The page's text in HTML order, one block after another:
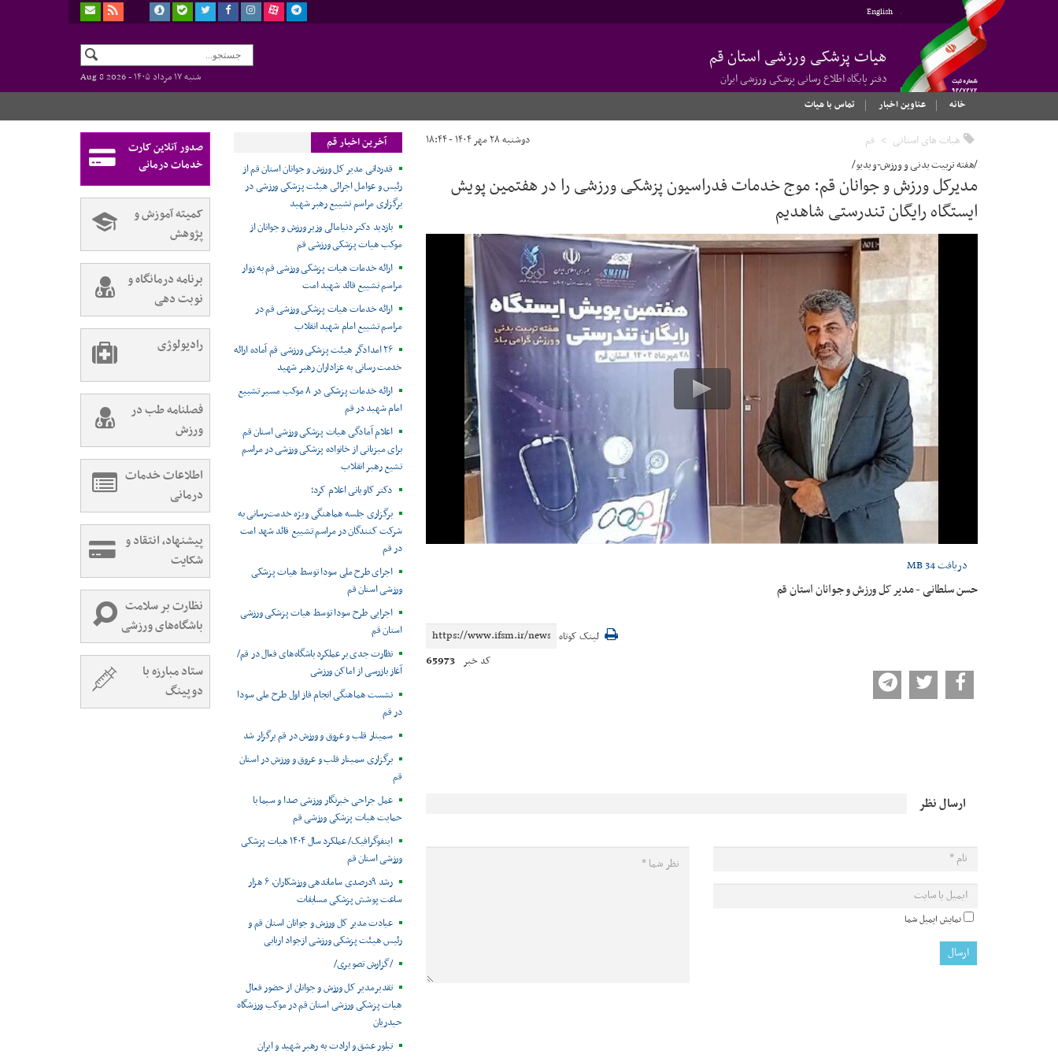
English
هیات پزشکی ورزشی استان قم
دفتر پایگاه اطلاع رسانی پزشکی ورزشی ایران شنبه ۱۷ مرداد ۱۴۰۵ -
Aug 8 2026
خانه
عناوین اخبار تماس با هیات
هیات های استانی قم دوشنبه ۲۸ مهر ۱۴۰۴ - ۱۸:۴۴
/هفته تربیت بدنی و ورزش-ویدیو/
مدیرکل ورزش و جوانان قم: موج خدمات فدراسیون پزشکی ورزشی را در هفتمین پویش
ایستگاه رایگان تندرستی شاهدیم
دریافت34 MB
حسن سلطانی - مدیر کل ورزش و جوانان استان قم
لینک کوتاه
کد خبر 65973
ارسال نظر
نمایش ایمیل شما
آخرین اخبار قم
قدردانی مدیر کل ورزش و جوانان استان قم از
رئیس و عوامل اجرائی هیئت پزشکی ورزشی در
برگزاری مراسم تشییع رهبر شهید
بازدید دکتر دنیامالی وزیر ورزش و جوانان از
موکب هیات پزشکی ورزشی قم
ارائه خدمات هیات پزشکی ورزشی قم به زوار
مراسم تشییع قائد شهید امت
ارائه خدمات هیات پزشکی ورزشی قم در
مراسم تشییع امام شهید انقلاب
۲۶ امدادگر هیئت پزشکی ورزشی قم آماده ارائه
خدمت رسانی به عزاداران رهبر شهید
ارائه خدمات پزشکی در ۸ موکب مسیر تشییع
امام شهید در قم
اعلام آمادگی هیات پزشکی ورزشی استان قم
برای میزبانی از خانواده پزشکی ورزشی در مراسم
تشیع رهبر انقلاب
دکتر کاویانی اعلام کرد؛
برگزاری جلسه هماهنگی ویژه خدمت‌رسانی به
شرکت کنندگان در مراسم تشییع قائد شهد امت
در قم
اجرای طرح ملی سودا توسط هیات پزشکی
ورزشی استان قم
اجرایی طرح سودا توسط هیات پزشکی ورزشی
استان قم
نظارت جدی بر عملکرد باشگاه‌های فعال در قم/
آغاز بازرسی از اماکن ورزشی
نشست هماهنگی انجام فاز اول طرح ملی سودا
در قم
سمینار قلب و عروق و ورزش در قم برگزار شد
برگزاری سمینار قلب و عروق و ورزش در استان
قم
عمل جراحی خبرنگار ورزشی صدا و سیما با
حمایت هیات پزشکی ورزشی قم
اینفوگرافیک/ عملکرد سال ۱۴۰۴ هیات پزشکی
ورزشی استان قم
رشد ۹درصدی ساماندهی ورزشکاران، ۶ هزار
ساعت پوشش پزشکی مسابقات
عیادت مدیر کل ورزش و جوانان استان قم و
رئیس هیئت پزشکی ورزشی ازجواد اربابی
/گزارش تصویری/
تقدیرمدیر کل ورزش و جوانان از حضور فعال
هیات پزشکی ورزشی استان قم در موکب ورزشگاه
حیدریان
تبلور عشق و ارادت به رهبر شهید و ایران
صدور آنلاین کارت
خدمات درمانی
کمیته آموزش و
پژوهش
برنامه درمانگاه و
نوبت دهی
رادیولوژی
فصلنامه طب در
ورزش
اطلاعات خدمات
درمانی
پیشنهاد، انتقاد و
شکایت
نظارت بر سلامت
باشگاه‌های ورزشی
ستاد مبارزه با
دوپینگ